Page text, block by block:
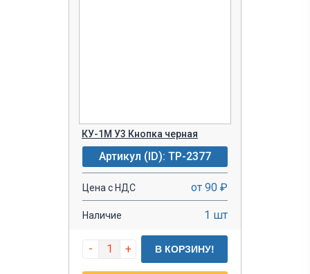
КУ-1М У3 Кнопка черная
Артикул (ID): TP-2377
Цена с НДС от 90 ₽
Наличие 1 шт
- + В КОРЗИНУ!